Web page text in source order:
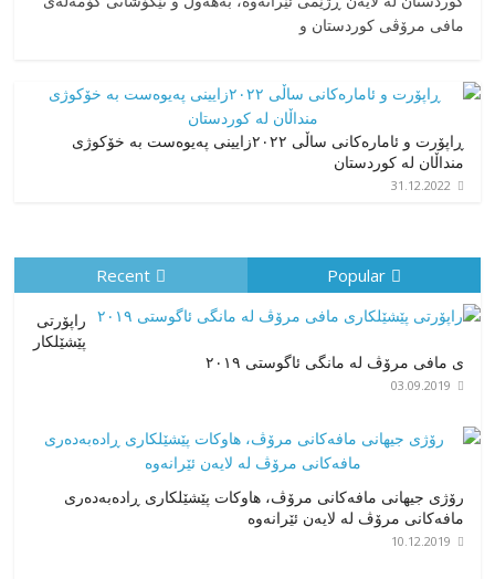
مافی مرۆڤی کوردستان و
ڕاپۆرت و ئامارەکانی ساڵی ٢٠٢٢زایینی پەیوەست بە خۆکوژی
منداڵان لە کوردستان
31.12.2022
Popular
Recent
راپۆرتی
پێشێلكار
ی مافی مرۆڤ له‌ مانگی ئاگوستی ٢٠١٩
03.09.2019
رۆژی جیهانی مافەکانی مرۆڤ، هاوکات پێشێلکاری ڕادەبەدەری
مافەکانی مرۆڤ لە لایەن ئێرانەوە
10.12.2019